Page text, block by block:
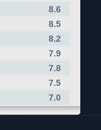
8.6
8.5
8.2
7.9
7.8
7.5
7.0